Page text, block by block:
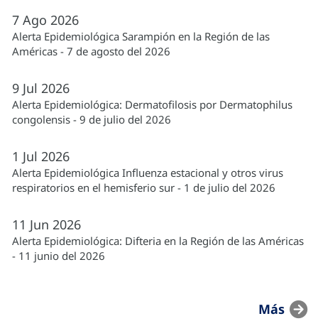
7 Ago 2026
Alerta Epidemiológica Sarampión en la Región de las
Américas - 7 de agosto del 2026
9 Jul 2026
Alerta Epidemiológica: Dermatofilosis por Dermatophilus
congolensis - 9 de julio del 2026
1 Jul 2026
Alerta Epidemiológica Influenza estacional y otros virus
respiratorios en el hemisferio sur - 1 de julio del 2026
11 Jun 2026
Alerta Epidemiológica: Difteria en la Región de las Américas
- 11 junio del 2026
Más